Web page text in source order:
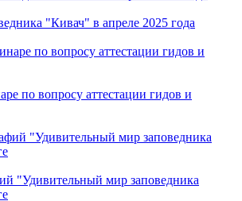
"Кивач" в апреле 2025 года
по вопросу аттестации гидов и
"Удивительный мир заповедника